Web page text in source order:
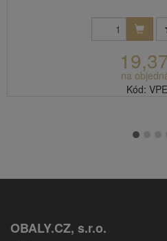
na
Kód:
OBALY.CZ, s.r.o.